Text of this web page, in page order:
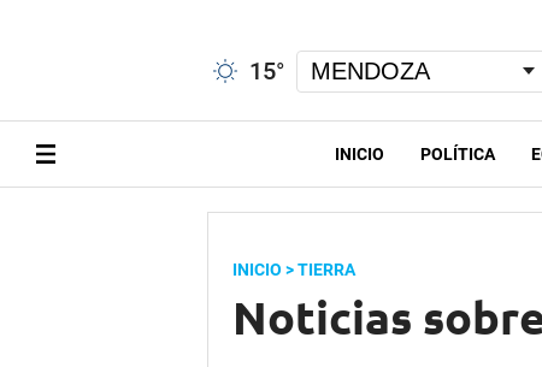
15°
INICIO POLÍTICA
INICIO > TIERRA
Noticias